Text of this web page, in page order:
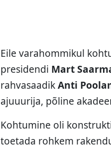
Eile varahommikul
presidendi Mart
rahvasaadikAnti
ajuuurija, põline
Kohtumine oli
toetada rohkem